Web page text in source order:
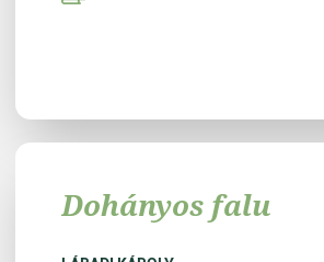
Dohányos falu